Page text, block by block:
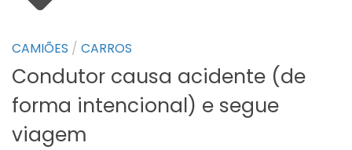
CAMIÕES / CARROS
Condutor causa acidente (de
forma intencional) e segue
viagem